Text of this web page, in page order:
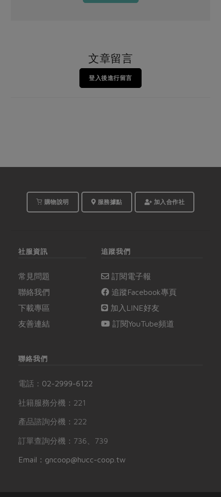
文章留言
登入後進行留言
購物說明 服務據點 加入合作社
社服資訊
常見問題
聯絡我們
下載專區
友善連結
追蹤我們
訂閱電子報
追蹤Facebook專頁
加入LINE好友
訂閱YouTube頻道
聯絡我們
電話： 02-2999-6122
社籍服務分機：221
產品諮詢分機：222
訂單查詢分機：736、739
Email：gncoop@hucc-coop.tw